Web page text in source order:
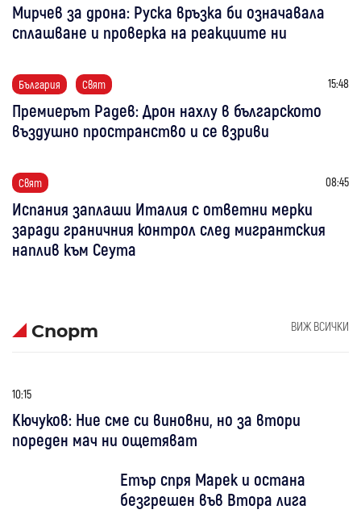
Мирчев за дрона: Руска връзка би означавала
сплашване и проверка на реакциите ни
България Свят 15:48
Премиерът Радев: Дрон нахлу в българското
въздушно пространство и се взриви
Свят 08:45
Испания заплаши Италия с ответни мерки
заради граничния контрол след мигрантския
наплив към Сеута
Спорт ВИЖ ВСИЧКИ
10:15
Кючуков: Ние сме си виновни, но за втори
пореден мач ни ощетяват
Етър спря Марек и остана
безгрешен във Втора лига